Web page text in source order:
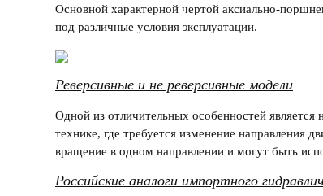
Основной характерной чертой аксиально-
под различные условия эксплуатации.
Реверсивные и не реверсивные модели
Одной из отличительных особенностей является
технике, где требуется изменение направления
вращение в одном направлении и могут быть
Российские аналоги импортного